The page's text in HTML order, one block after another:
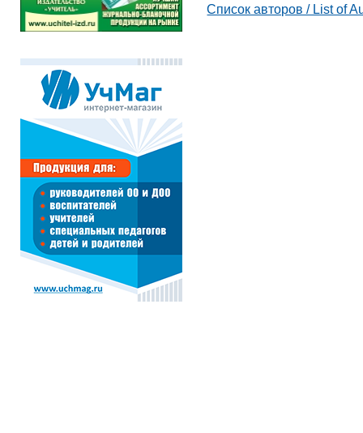
Список авторов / List of